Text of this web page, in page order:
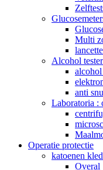
Multi
Alcohol
alcohol
anti
Laboratoria :
Operatie protectie
katoenen
Overal